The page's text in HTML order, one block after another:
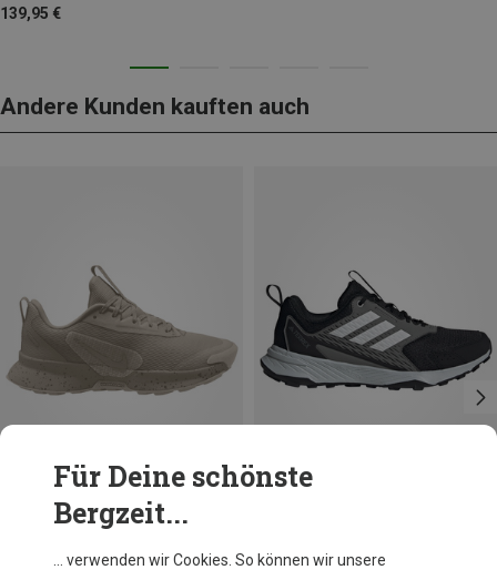
139,95 €
Andere Kunden kauften auch
Du sparst 10%
Für Deine schönste
Bergzeit...
… verwenden wir Cookies. So können wir unsere